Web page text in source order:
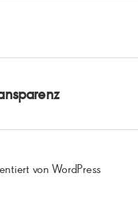
von WordPress